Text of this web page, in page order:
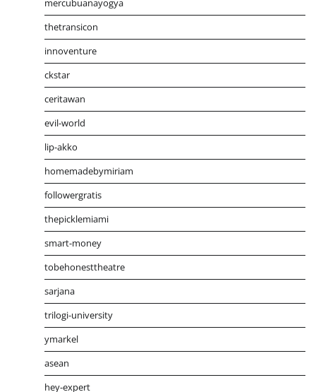
mercubuanayogya
thetransicon
innoventure
ckstar
ceritawan
evil-world
lip-akko
homemadebymiriam
followergratis
thepicklemiami
smart-money
tobehonesttheatre
sarjana
trilogi-university
ymarkel
asean
hey-expert